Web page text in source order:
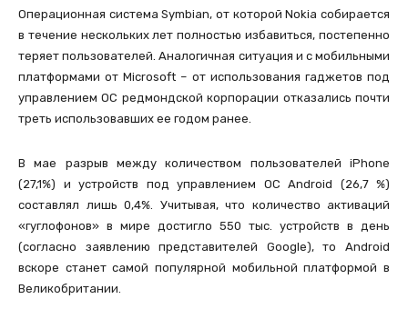
Операционная система Symbian, от которой Nokia собирается
в течение нескольких лет полностью избавиться, постепенно
теряет пользователей. Аналогичная ситуация и с мобильными
платформами от Microsoft – от использования гаджетов под
управлением ОС редмондской корпорации отказались почти
треть использовавших ее годом ранее.
В мае разрыв между количеством пользователей iPhone
(27,1%) и устройств под управлением ОС Android (26,7 %)
составлял лишь 0,4%. Учитывая, что количество активаций
«гуглофонов» в мире достигло 550 тыс. устройств в день
(согласно заявлению представителей Google), то Android
вскоре станет самой популярной мобильной платформой в
Великобритании.